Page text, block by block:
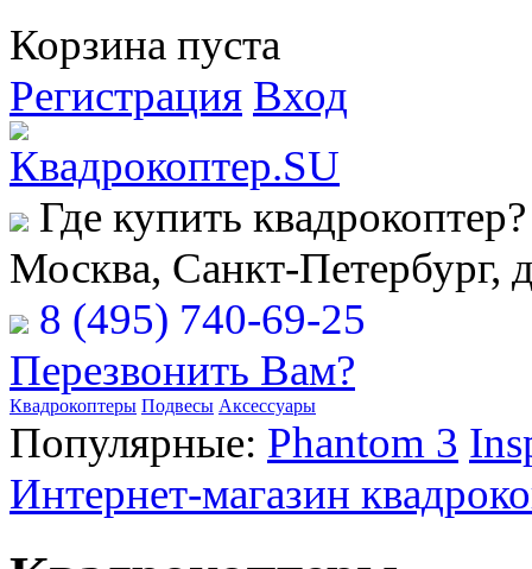
Корзина пуста
Регистрация Вход
Где купить квадрокоптер?
Москва, Санкт-Петербург,
8 (495) 740-69-25
Перезвонить Вам?
Квадрокоптеры Подвесы Аксессуары
Популярные: Phantom 3
Интернет-магазин